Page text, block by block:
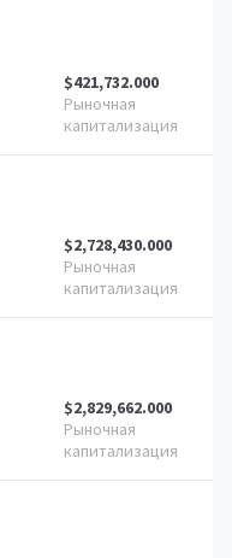
$421,732.000
$2,728,430.000
$2,829,662.000